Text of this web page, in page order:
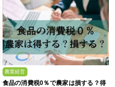
農業経営
食品の消費税0％で農家は損する？得